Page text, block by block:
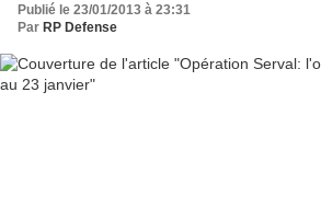
Publié le 23/01/2013 à 23:31
Par RP Defense